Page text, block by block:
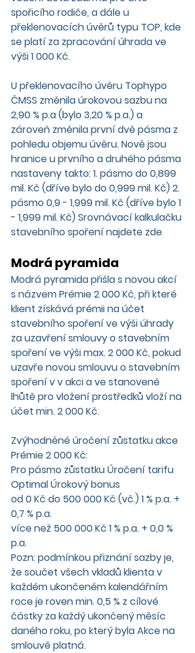
spořicího rodiče, a dále u
překlenovacích úvěrů typu TOP, kde
se platí za zpracování úhrada ve
výši 1 000 Kč.
U překlenovacího úvěru Tophypo
ČMSS změnila úrokovou sazbu na
2,90 % p.a (bylo 3,20 % p.a.) a
zároveň změnila první dvě pásma z
pohledu objemu úvěru. Nově jsou
hranice u prvního a druhého pásma
nastaveny takto: 1. pásmo do 0,899
mil. Kč (dříve bylo do 0,999 mil. Kč) 2.
pásmo 0,9 - 1,999 mil. Kč (dříve bylo 1
- 1,999 mil. Kč) Srovnávací kalkulačku
stavebního spoření najdete zde
Modrá pyramida
Modrá pyramida přišla s novou akcí
s názvem Prémie 2 000 Kč, při které
klient získává prémii na účet
stavebního spoření ve výši úhrady
za uzavření smlouvy o stavebním
spoření ve výši max. 2 000 Kč, pokud
uzavře novou smlouvu o stavebním
spoření v v akci a ve stanovené
lhůtě pro vložení prostředků vloží na
účet min. 2 000 Kč.
Zvýhodněné úročení zůstatku akce
Prémie 2 000 Kč:
Pro pásmo zůstatku Úročení tarifu
Optimal Úrokový bonus
od 0 Kč do 500 000 Kč (vč.) 1 % p.a. +
0,7 % p.a.
více než 500 000 Kč 1 % p.a. + 0,0 %
p.a.
Pozn: podmínkou přiznání sazby je,
že součet všech vkladů klienta v
každém ukončeném kalendářním
roce je roven min. 0,5 % z cílové
částky za každý ukončený měsíc
daného roku, po který byla Akce na
smlouvě platná.